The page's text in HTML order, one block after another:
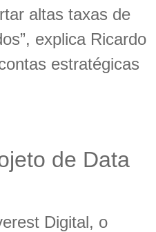
altas taxas de
explica Ricardo
estratégicas
de Data
Digital, o